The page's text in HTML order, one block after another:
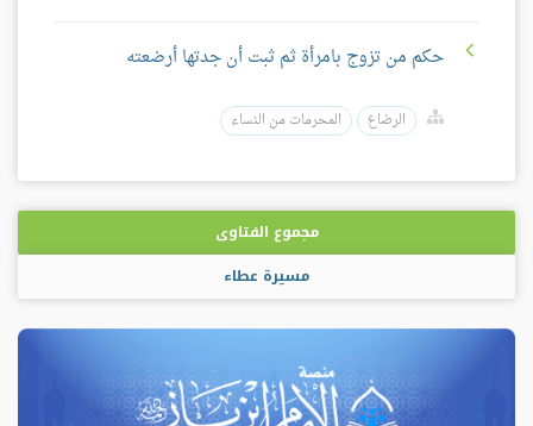
حكم من تزوج بامرأة ثم ثبت أن جدتها أرضعته
الرضاع المحرمات من النساء
مجموع الفتاوى
مسيرة عطاء